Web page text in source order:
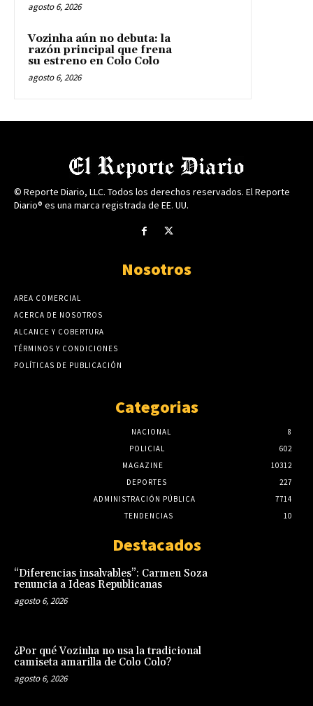
agosto 6, 2026
Vozinha aún no debuta: la
razón principal que frena
su estreno en Colo Colo
agosto 6, 2026
© Reporte Diario, LLC. Todos los derechos reservados. El Reporte
Diario® es una marca registrada de EE. UU.
Nosotros
AREA COMERCIAL
ACERCA DE NOSOTROS
ALCANCE Y COBERTURA
TÉRMINOS Y CONDICIONES
POLÍTICAS DE PUBLICACIÓN
Categorias
NACIONAL
8
POLICIAL
602
MAGAZINE
10312
DEPORTES
227
ADMINISTRACIÓN PÚBLICA
7714
TENDENCIAS
10
Destacados
“Diferencias insalvables”: Carmen Soza
renuncia a Ideas Republicanas
agosto 6, 2026
¿Por qué Vozinha no usa la tradicional
camiseta amarilla de Colo Colo?
agosto 6, 2026